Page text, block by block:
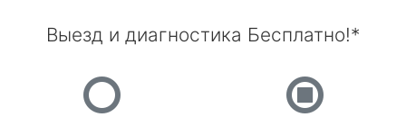
Выезд и диагностика Бесплатно!*